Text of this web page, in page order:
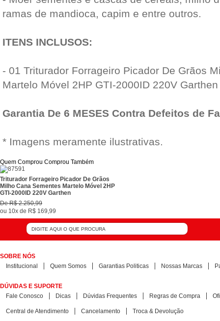
ramas de mandioca, capim e entre outros.
ITENS INCLUSOS:
- 01 Triturador Forrageiro Picador De Grãos
Martelo Móvel 2HP GTI-2000ID 220V Garthen
Garantia De 6 MESES Contra Defeitos de
* Imagens meramente ilustrativas.
Quem Comprou Comprou Também
Triturador Forrageiro Picador De Grãos
Milho Cana Sementes Martelo Móvel 2HP
GTI-2000ID 220V Garthen
DeR$ 2.250,99
ou 10x de R$ 169,99
SOBRE NÓS
Institucional
Quem Somos Garantias Politicas Nossas Marcas
DÚVIDAS E SUPORTE
Fale Conosco
Dicas Dúvidas Frequentes Regras de Compra
Central de Atendimento Cancelamento Troca & Devolução